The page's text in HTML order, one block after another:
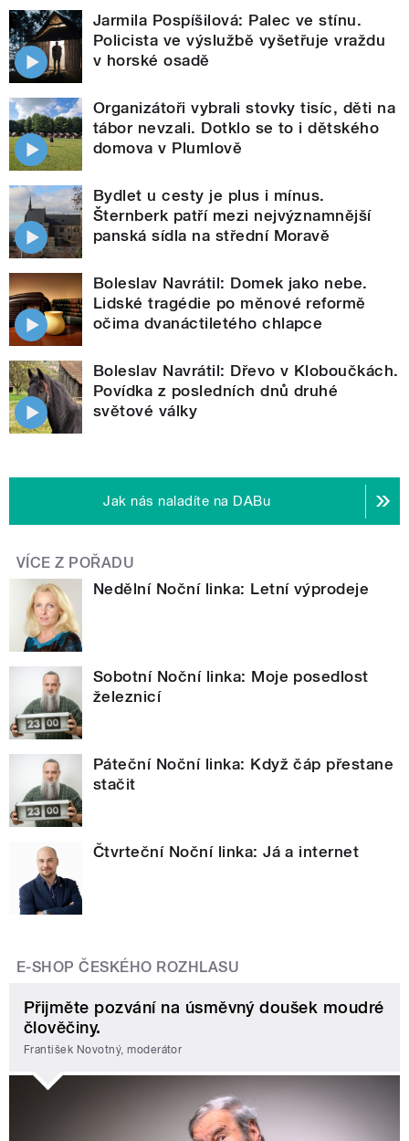
Jarmila Pospíšilová: Palec ve stínu.
Policista ve výslužbě vyšetřuje vraždu
v horské osadě
Organizátoři vybrali stovky tisíc, děti na
tábor nevzali. Dotklo se to i dětského
domova v Plumlově
Bydlet u cesty je plus i mínus.
Šternberk patří mezi nejvýznamnější
panská sídla na střední Moravě
Boleslav Navrátil: Domek jako nebe.
Lidské tragédie po měnové reformě
očima dvanáctiletého chlapce
Boleslav Navrátil: Dřevo v Kloboučkách.
Povídka z posledních dnů druhé
světové války
Jak nás naladíte na DABu
VÍCE Z POŘADU
Nedělní Noční linka: Letní výprodeje
Sobotní Noční linka: Moje posedlost
železnicí
Páteční Noční linka: Když čáp přestane
stačit
Čtvrteční Noční linka: Já a internet
E-SHOP ČESKÉHO ROZHLASU
Přijměte pozvání na úsměvný doušek moudré
člověčiny.
František Novotný, moderátor